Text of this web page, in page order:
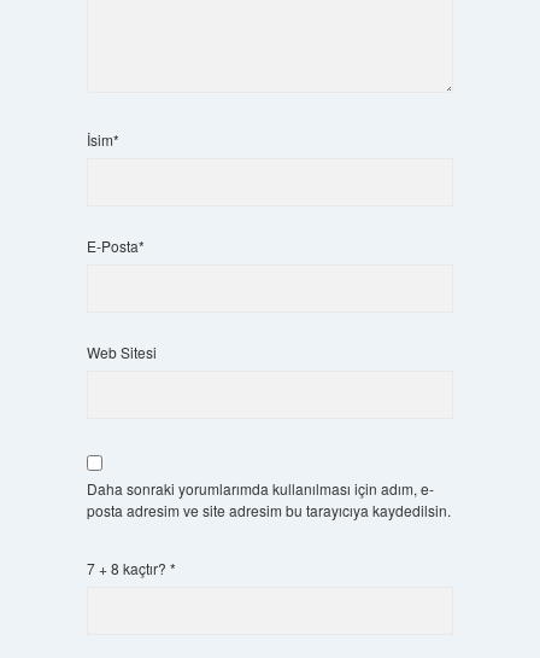
İsim*
E-Posta*
Web Sitesi
Daha sonraki yorumlarımda kullanılması için adım, e-
posta adresim ve site adresim bu tarayıcıya kaydedilsin.
7 + 8 kaçtır? *